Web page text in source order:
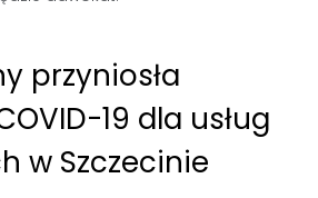
przyniosła
19 dla usług
w Szczecinie